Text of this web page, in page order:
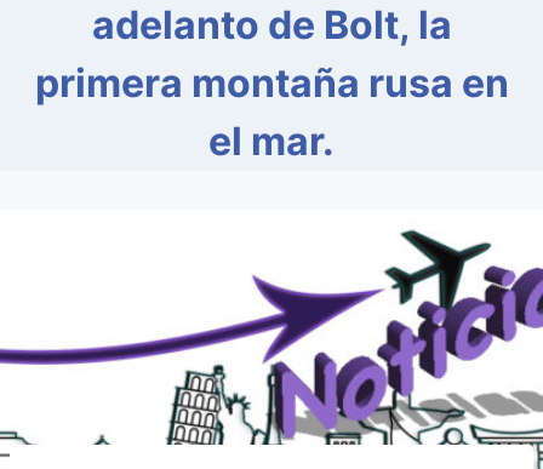
adelanto de Bolt, la
primera montaña rusa en
el mar.